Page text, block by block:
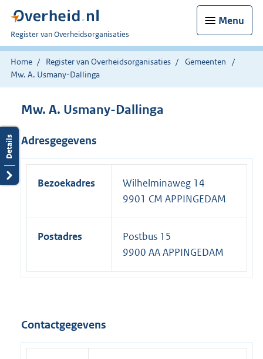
Menu
U
bent
nu
hier:
Register van Overheidsorganisaties
Home Register van Overheidsorganisaties
Gemeenten
Mw. A. Usmany-Dallinga
Mw. A. Usmany-Dallinga
Adresgegevens
Bezoekadres
Wilhelminaweg 14
9901 CM APPINGEDAM
Postadres
Postbus 15
9900 AA APPINGEDAM
Contactgegevens